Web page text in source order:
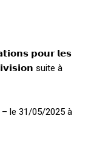
𝗽𝗼𝘂𝗿 𝗹𝗲𝘀
suite à
le 31/05/2025 à